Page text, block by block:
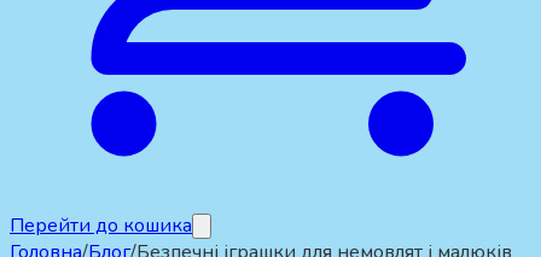
Перейти до кошика